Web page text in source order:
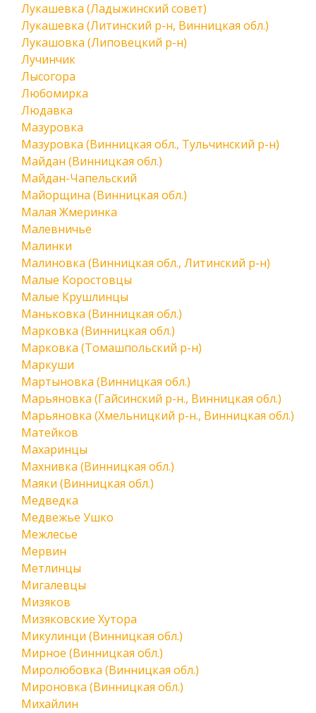
Лукашевка (Ладыжинский совет)
Лукашевка (Литинский р-н, Винницкая обл.)
Лукашовка (Липовецкий р-н)
Лучинчик
Лысогора
Любомирка
Людавка
Мазуровка
Мазуровка (Винницкая обл., Тульчинский р-н)
Майдан (Винницкая обл.)
Майдан-Чапельский
Майорщина (Винницкая обл.)
Малая Жмеринка
Малевничье
Малинки
Малиновка (Винницкая обл., Литинский р-н)
Малые Коростовцы
Малые Крушлинцы
Маньковка (Винницкая обл.)
Марковка (Винницкая обл.)
Марковка (Томашпольский р-н)
Маркуши
Мартыновка (Винницкая обл.)
Марьяновка (Гайсинский р-н., Винницкая обл.)
Марьяновка (Хмельницкий р-н., Винницкая обл.)
Матейков
Махаринцы
Махнивка (Винницкая обл.)
Маяки (Винницкая обл.)
Медведка
Медвежье Ушко
Межлесье
Мервин
Метлинцы
Мигалевцы
Мизяков
Мизяковские Хутора
Микулинци (Винницкая обл.)
Мирное (Винницкая обл.)
Миролюбовка (Винницкая обл.)
Мироновка (Винницкая обл.)
Михайлин